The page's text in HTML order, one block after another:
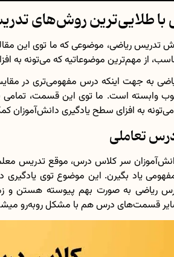
با طلایی‌ترین روش‌های
تدریس ریاضی، موضوعی که ما توی این
از مهم‌ترین موضوعاتیه که می‌تونه به
به جهت اینکه درس مفهومی‌تری در
وابسته است. ما توی این قسمت، تمامی
به افزای سطح یادگیری دانش‌آموزان
تعاملی
سر کلاس درس، موقع تدریس
یاد بگیرن. این موضوع توی یادگیری
ریاضی به صورت بهم‌ پیوسته هستن و
قسمت‌های درس هم با مشکل روبه‌رو